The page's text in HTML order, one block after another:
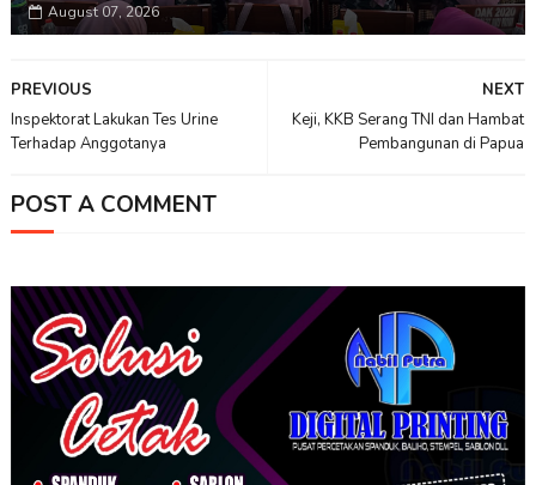
August 07, 2026
NEXT
Keji, KKB Serang TNI dan Hambat
Pembangunan di Papua
PREVIOUS
Inspektorat Lakukan Tes Urine
Terhadap Anggotanya
POST A COMMENT